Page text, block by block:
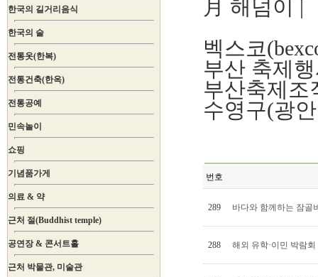
한국의 길거리음식
한국의 술
전통옷(한복)
전통건축(한옥)
전통공예
민속놀이
쇼핑
기념품가게
의료 & 약
근처 절(Buddhist temple)
공연장 & 콘서트홀
근처 박물관, 미술관
月 해넘이 |
벡스코
부산 축제
부산축제
수영구(광
번호
289 바다와 함께하는 잠골
288 해외 유학·이민 박람회